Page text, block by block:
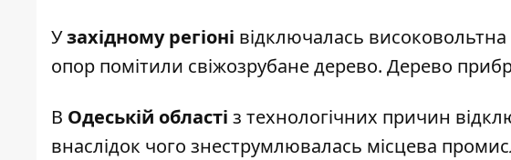
Узахідному регіоні відключалась високовольтна
опор помітили свіжозрубане дерево. Дерево
В Одеській області з технологічних причин
внаслідок чого знеструмлювалась місцева